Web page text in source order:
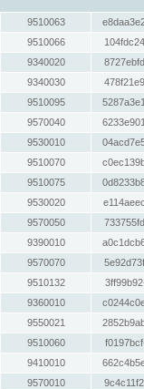
9510063
9510066
9340020
9340030
9510095
9570040
9530010
9510070
9510075
9530020
9570050
9390010
9570070
9510132
9360010
9550021
9510060
9410010
9570010